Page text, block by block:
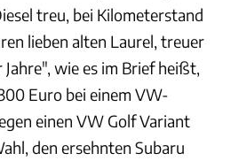
treu, bei Kilometerstand
lieben alten Laurel, treuer
wie es im Brief heißt,
Euro bei einem VW-
einen VW Golf Variant
den ersehnten Subaru